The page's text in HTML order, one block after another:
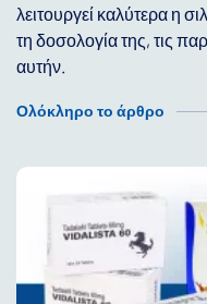
λειτουργεί καλύτερα η
τη δοσολογία της, τις
αυτήν.
Ολόκληρο το άρθρο